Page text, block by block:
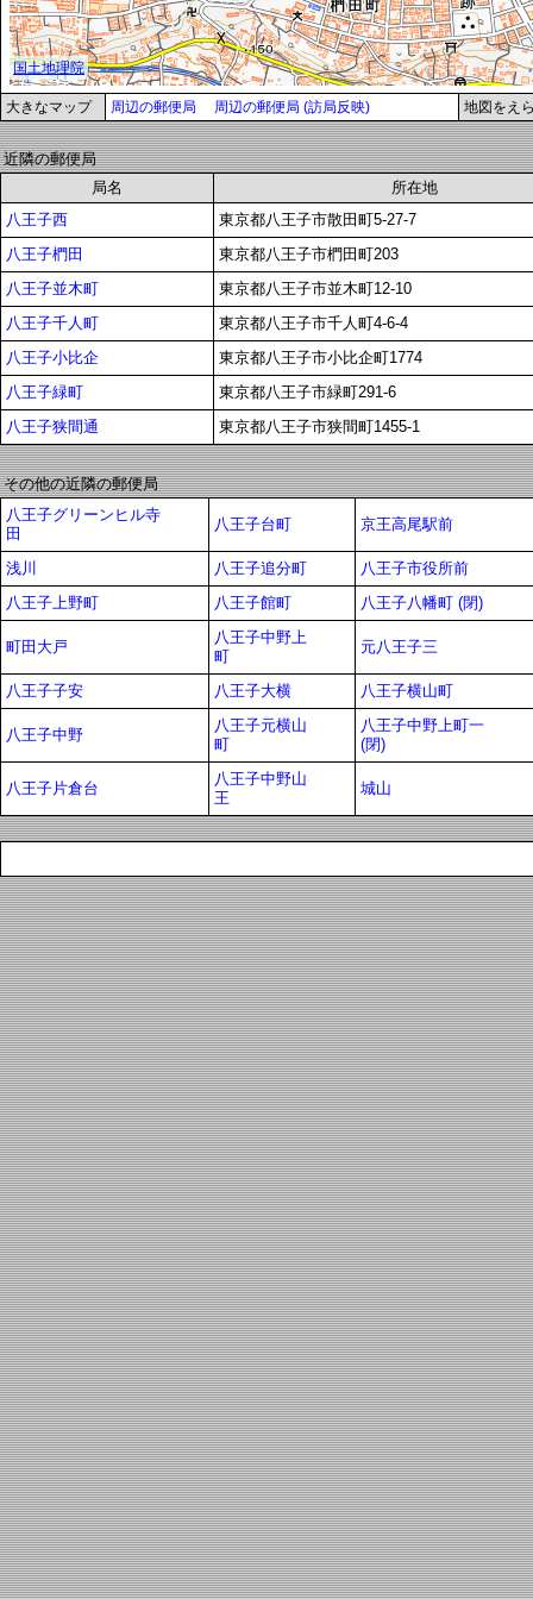
大きなマップ 周辺の郵便局 周辺の郵便局 (訪局反映) 地図をえ
近隣の郵便局
局名
所在地
八王子西
東京都八王子市散田町5-27-7
八王子椚田
東京都八王子市椚田町203
八王子並木町
東京都八王子市並木町12-10
八王子千人町
東京都八王子市千人町4-6-4
八王子小比企
東京都八王子市小比企町1774
八王子緑町
東京都八王子市緑町291-6
八王子狭間通
東京都八王子市狭間町1455-1
その他の近隣の郵便局
八王子グリーンヒル寺
田
八王子台町 京王高尾駅前
浅川 八王子追分町
八王子市役所前
八王子上野町
八王子館町 八王子八幡町 (閉)
町田大戸
八王子中野上
町
元八王子三
八王子子安 八王子大横 八王子横山町
八王子中野
八王子元横山
町
八王子中野上町一
(閉)
八王子片倉台
八王子中野山
王
城山